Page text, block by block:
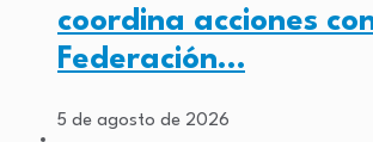
coordina acciones
Federación…
5 de agosto de 2026